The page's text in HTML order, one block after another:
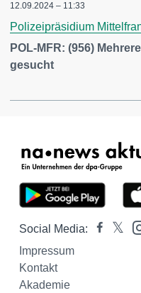
12.09.2024 – 11:33
Polizeipräsidium
POL-MFR: (956)
gesucht
Social Media:
Impressum
Kontakt
Akademie